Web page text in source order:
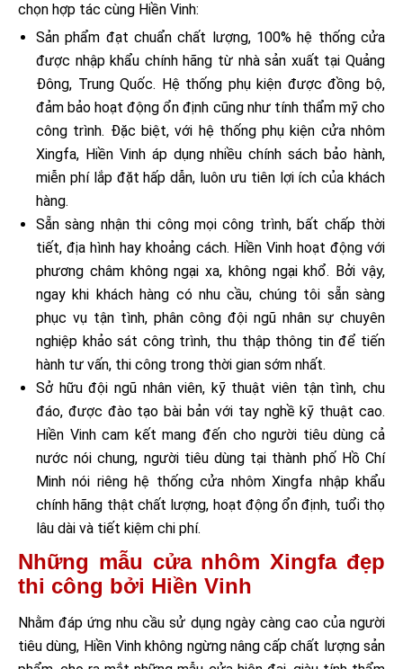
chọn hợp tác cùng Hiền Vinh:
Sản phẩm đạt chuẩn chất lượng, 100% hệ thống cửa
được nhập khẩu chính hãng từ nhà sản xuất tại Quảng
Đông, Trung Quốc. Hệ thống phụ kiện được đồng bộ,
đảm bảo hoạt động ổn định cũng như tính thẩm mỹ cho
công trình. Đặc biệt, với hệ thống phụ kiện cửa nhôm
Xingfa, Hiền Vinh áp dụng nhiều chính sách bảo hành,
miễn phí lắp đặt hấp dẫn, luôn ưu tiên lợi ích của khách
hàng.
Sẵn sàng nhận thi công mọi công trình, bất chấp thời
tiết, địa hình hay khoảng cách. Hiền Vinh hoạt động với
phương châm không ngại xa, không ngại khổ. Bởi vậy,
ngay khi khách hàng có nhu cầu, chúng tôi sẵn sàng
phục vụ tận tình, phân công đội ngũ nhân sự chuyên
nghiệp khảo sát công trình, thu thập thông tin để tiến
hành tư vấn, thi công trong thời gian sớm nhất.
Sở hữu đội ngũ nhân viên, kỹ thuật viên tận tình, chu
đáo, được đào tạo bài bản với tay nghề kỹ thuật cao.
Hiền Vinh cam kết mang đến cho người tiêu dùng cả
nước nói chung, người tiêu dùng tại thành phố Hồ Chí
Minh nói riêng hệ thống cửa nhôm Xingfa nhập khẩu
chính hãng thật chất lượng, hoạt động ổn định, tuổi thọ
lâu dài và tiết kiệm chi phí.
Những mẫu cửa nhôm Xingfa đẹp
thi công bởi Hiền Vinh
Nhằm đáp ứng nhu cầu sử dụng ngày càng cao của người
tiêu dùng, Hiền Vinh không ngừng nâng cấp chất lượng sản